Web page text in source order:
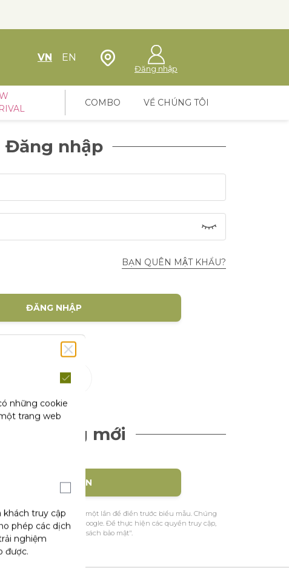
VN EN Định vị cửa hàng
Đăng nhập
COMBO VỀ CHÚNG TÔI
Đăng nhập
BẠN QUÊN MẬT KHẨU?
ĐĂNG NHẬP
hàng mới
TẠO TÀI KHOẢN
liệu nhận dạng của bạn một lần để điền trước biểu mẫu. Chúng
từ Facebook hoặc Google. Để thực hiện các quyền truy cập,
tham khảo trang "Chính sách bảo mật".
những cookie
trang web
khách truy cập
phép các dịch
nghiệm
được.